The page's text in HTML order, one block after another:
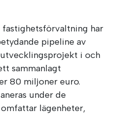
har
pipeline av
i och
sammanlagt
80 miljoner euro.
under de
lägenheter,